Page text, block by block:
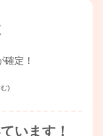
確定！
)
います！